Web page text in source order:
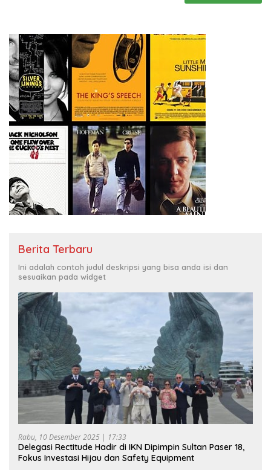
Berita Terbaru
Ini adalah contoh judul deskripsi yang bisa anda isi dan
sesuaikan pada widget
Rabu, 10 Desember 2025 | 17:33
Delegasi Rectitude Hadir di IKN Dipimpin Sultan Paser 18,
Fokus Investasi Hijau dan Safety Equipment